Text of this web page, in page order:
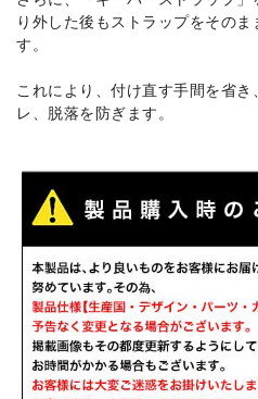
り外した後もストラップをその
す。
これにより、付け直す手間を省
レ、脱落を防ぎます。